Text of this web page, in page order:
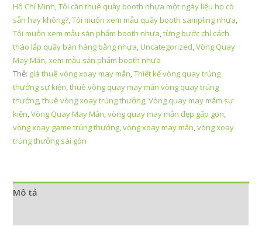
Hồ Chí Minh,Tôi cần thuê quầy booth nhựa một ngày liệu họ có
sẵn hay không?,Tôi muốn xem mẫu quầy booth sampling nhựa,
Tôi muốn xem mẫu sản phẩm booth nhựa,từng bước chỉ cách
tháo lắp quầy bán hàng bằng nhựa,Uncategorized,Vòng Quay
May Mắn,xem mẫu sản phẩm booth nhựa
Thẻ: giá thuê vòng xoay may mắn,Thiết kế vòng quay trúng
thưởng sự kiện,thuê vòng quay may mắn vòng quay trúng
thưởng,thuê vòng xoay trúng thưởng,Vòng quay may mắm sự
kiện,Vòng Quay May Mắn,vòng quay may mắn đẹp gấp gọn,
vòng xoay game trúng thưởng,vòng xoay may mắn,vòng xoay
trúng thưởng sài gòn
Mô tả